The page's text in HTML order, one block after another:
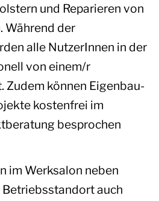
und Reparieren von
Während der
alle NutzerInnen in der
von einem/r
Zudem können Eigenbau-
kostenfrei im
besprochen
im Werksalon neben
auch